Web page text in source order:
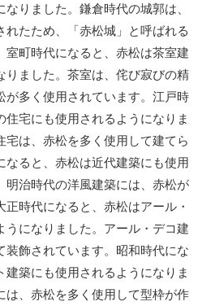
りました。鎌倉時代の城郭は、
れたため、「赤松城」と呼ばれる
室町時代になると、赤松は茶室建
りました。茶室は、侘び寂びの精
が多く使用されています。江戸時
宅にも使用されるようになりま
宅は、赤松を多く使用して建てら
なると、赤松は近代建築にも使用
明治時代の洋風建築には、赤松が
時代になると、赤松はアール・
うになりました。アール・デコ建
装飾されています。昭和時代にな
建築にも使用されるようになりま
は、赤松を多く使用して型枠が作